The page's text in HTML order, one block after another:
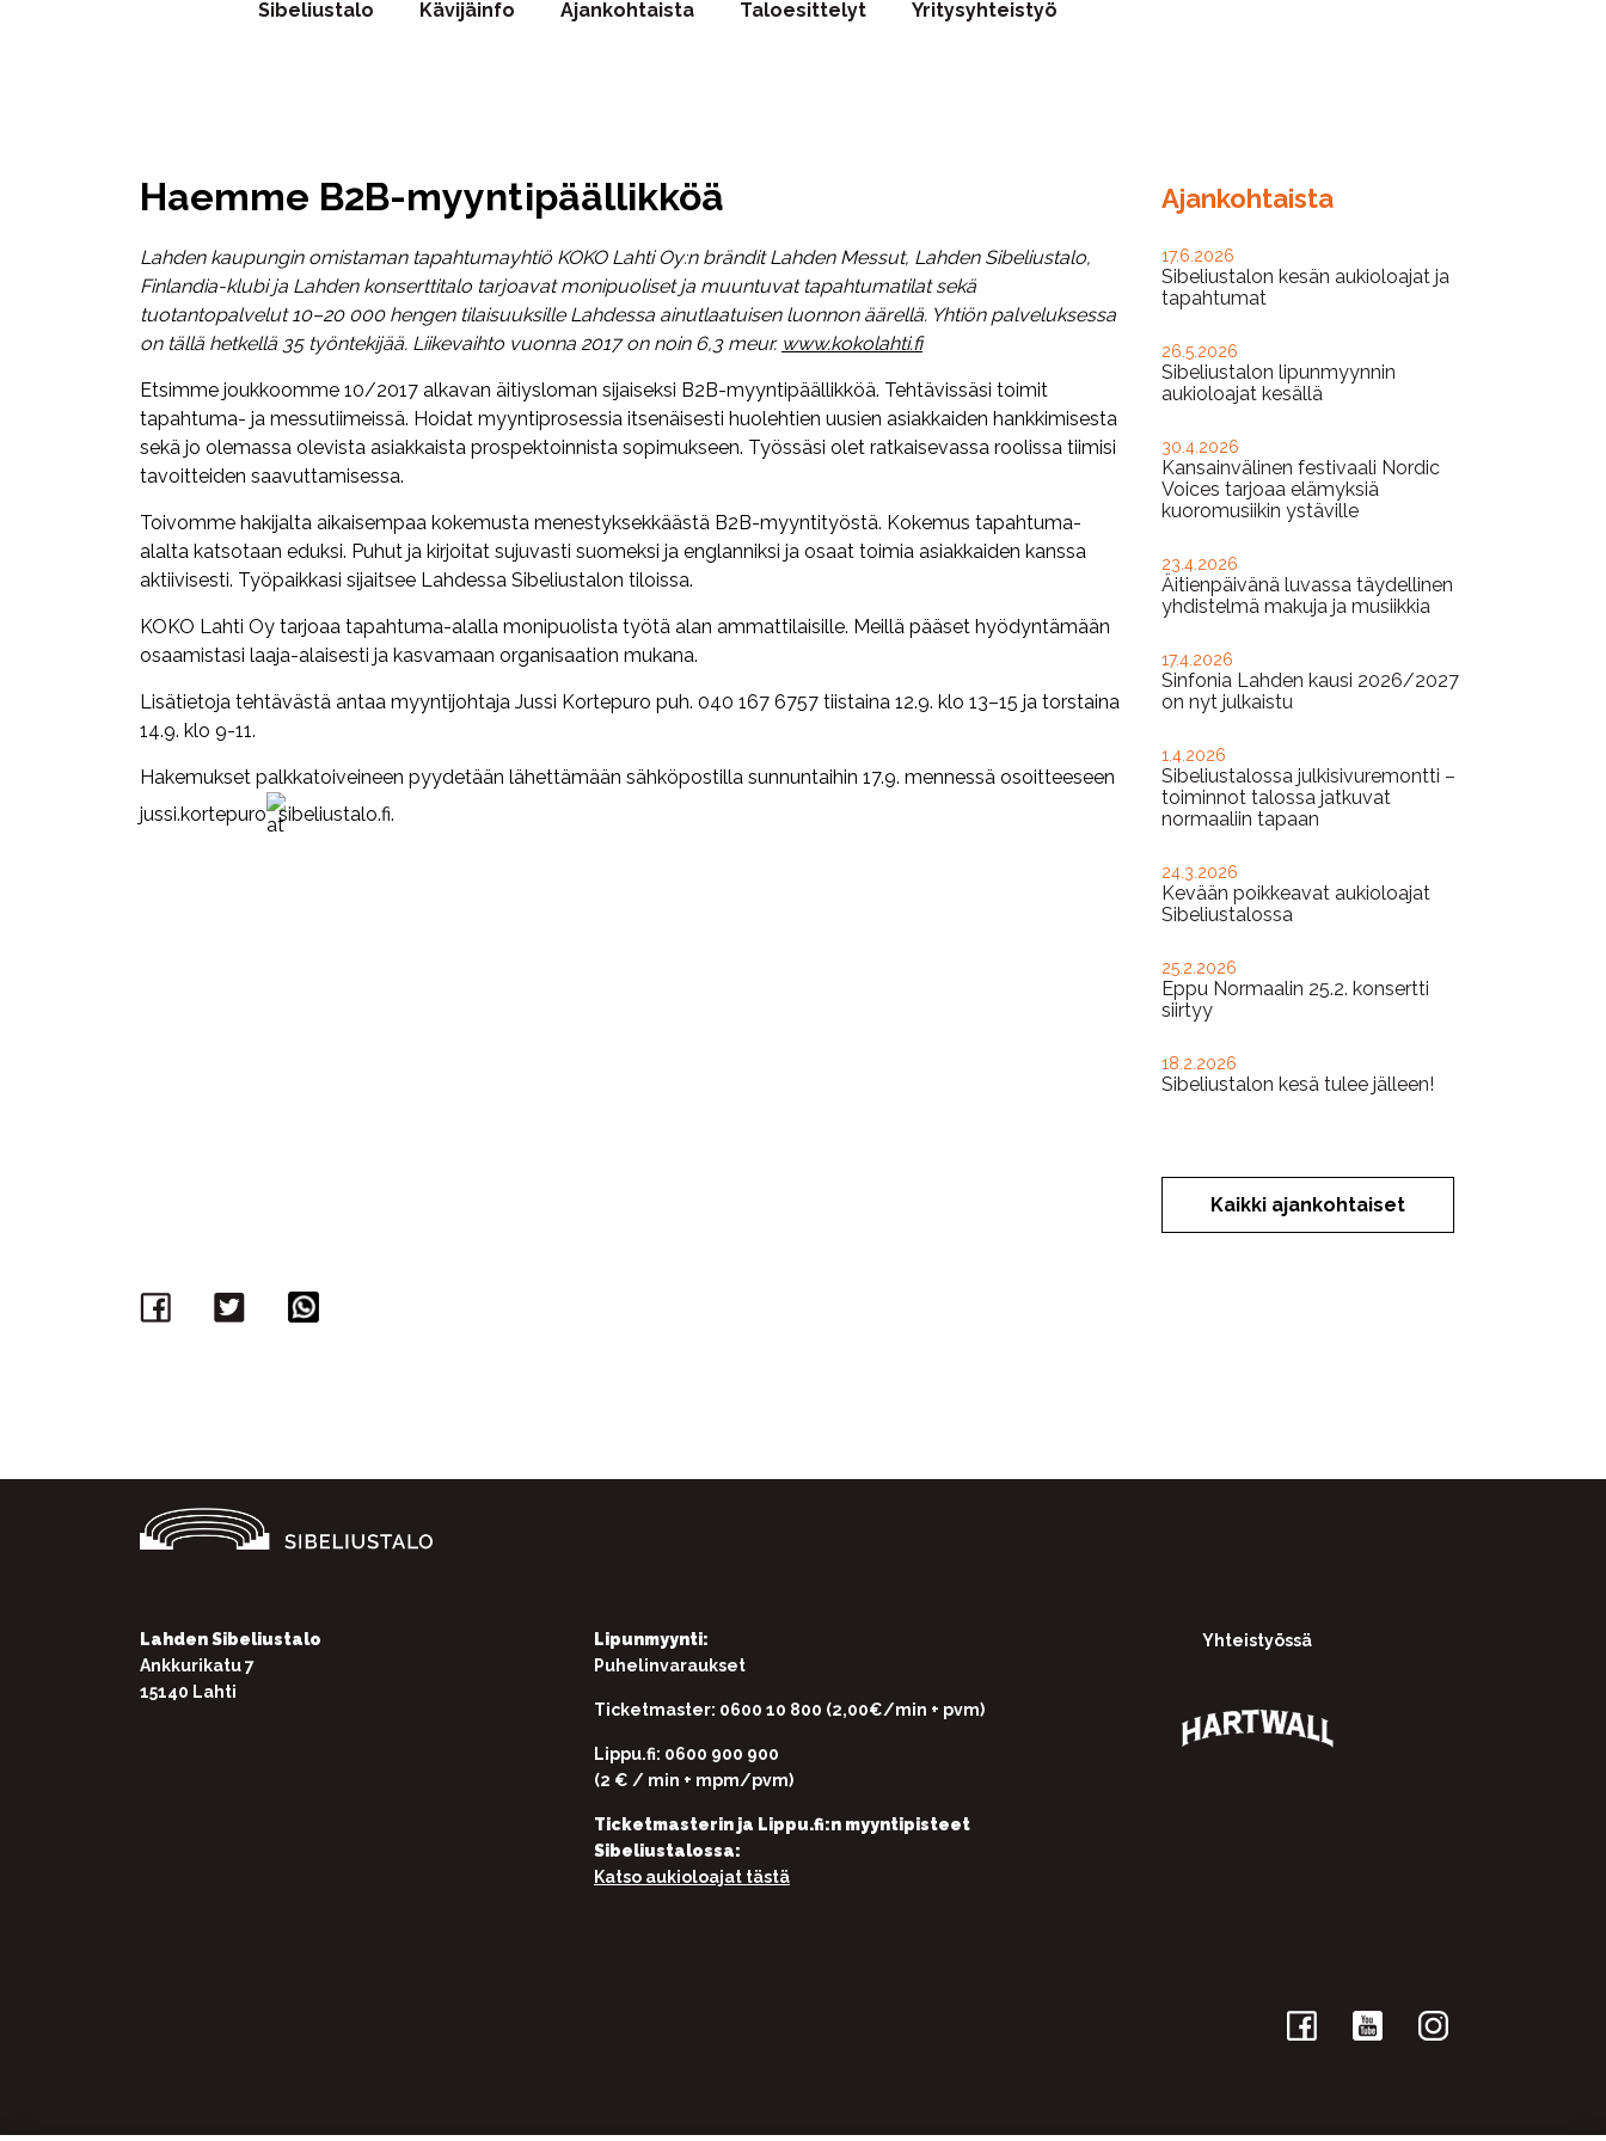
Sibeliustalo Kävijäinfo Ajankohtaista Taloesittelyt Yritysyhteistyö
Haemme B2B-myyntipäällikköä
Lahden kaupungin omistaman tapahtumayhtiö KOKO Lahti Oy:n brändit Lahden Messut, Lahden Sibeliustalo,
Finlandia-klubi ja Lahden konserttitalo tarjoavat monipuoliset ja muuntuvat tapahtumatilat sekä
tuotantopalvelut 10–20 000 hengen tilaisuuksille Lahdessa ainutlaatuisen luonnon äärellä. Yhtiön palveluksessa
on tällä hetkellä 35 työntekijää. Liikevaihto vuonna 2017 on noin 6,3 meur. www.kokolahti.fi
Etsimme joukkoomme 10/2017 alkavan äitiysloman sijaiseksi B2B-myyntipäällikköä. Tehtävissäsi toimit
tapahtuma- ja messutiimeissä. Hoidat myyntiprosessia itsenäisesti huolehtien uusien asiakkaiden hankkimisesta
sekä jo olemassa olevista asiakkaista prospektoinnista sopimukseen. Työssäsi olet ratkaisevassa roolissa tiimisi
tavoitteiden saavuttamisessa.
Toivomme hakijalta aikaisempaa kokemusta menestyksekkäästä B2B-myyntityöstä. Kokemus tapahtuma-
alalta katsotaan eduksi. Puhut ja kirjoitat sujuvasti suomeksi ja englanniksi ja osaat toimia asiakkaiden kanssa
aktiivisesti. Työpaikkasi sijaitsee Lahdessa Sibeliustalon tiloissa.
KOKO Lahti Oy tarjoaa tapahtuma-alalla monipuolista työtä alan ammattilaisille. Meillä pääset hyödyntämään
osaamistasi laaja-alaisesti ja kasvamaan organisaation mukana.
Lisätietoja tehtävästä antaa myyntijohtaja Jussi Kortepuro puh. 040 167 6757 tiistaina 12.9. klo 13–15 ja torstaina
14.9. klo 9-11.
Hakemukset palkkatoiveineen pyydetään lähettämään sähköpostilla sunnuntaihin 17.9. mennessä osoitteeseen
jussi.kortepuro sibeliustalo.fi.
Ajankohtaista
17.6.2026
Sibeliustalon kesän aukioloajat ja
tapahtumat
26.5.2026
Sibeliustalon lipunmyynnin
aukioloajat kesällä
30.4.2026
Kansainvälinen festivaali Nordic
Voices tarjoaa elämyksiä
kuoromusiikin ystäville
23.4.2026
Äitienpäivänä luvassa täydellinen
yhdistelmä makuja ja musiikkia
17.4.2026
Sinfonia Lahden kausi 2026/2027
on nyt julkaistu
1.4.2026
Sibeliustalossa julkisivuremontti –
toiminnot talossa jatkuvat
normaaliin tapaan
24.3.2026
Kevään poikkeavat aukioloajat
Sibeliustalossa
25.2.2026
Eppu Normaalin 25.2. konsertti
siirtyy
18.2.2026
Sibeliustalon kesä tulee jälleen!
Kaikki ajankohtaiset
Facebook
Twitter
Lahden Sibeliustalo
Ankkurikatu 7
15140 Lahti
Lipunmyynti:
Puhelinvaraukset
Ticketmaster: 0600 10 800 (2,00€/min + pvm)
Lippu.fi: 0600 900 900
(2 € / min + mpm/pvm)
Ticketmasterin ja Lippu.fi:n myyntipisteet
Sibeliustalossa:
Katso aukioloajat tästä
Yhteistyössä